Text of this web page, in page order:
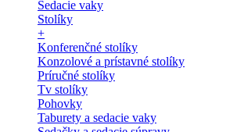
Sedacie vaky
Stolíky
+
Konferenčné stolíky
Konzolové a prístavné stolíky
Príručné stolíky
Tv stolíky
Pohovky
Taburety a sedacie vaky